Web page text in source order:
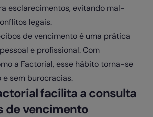
esclarecimentos, evitando mal-
legais.
de vencimento é uma prática
e profissional. Com
a Factorial, esse hábito torna-se
e sem burocracias.
facilita a consulta
de vencimento